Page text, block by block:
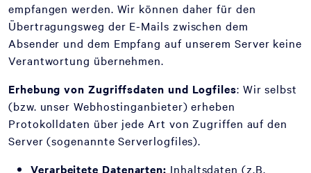
empfangen werden. Wir können daher für den
Übertragungsweg der E-Mails zwischen dem
Absender und dem Empfang auf unserem Server keine
Verantwortung übernehmen.
Erhebung von Zugriffsdaten und Logfiles: Wir selbst
(bzw. unser Webhostinganbieter) erheben
Protokolldaten über jede Art von Zugriffen auf den
Server (sogenannte Serverlogfiles).
Verarbeitete Datenarten: Inhaltsdaten (z.B.